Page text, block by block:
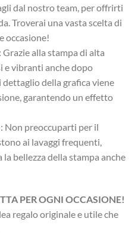
dal nostro team, per offrirti
Troverai una vasta scelta di
occasione!
: Grazie alla stampa di alta
e vibranti anche dopo
della grafica viene
garantendo un effetto
: Non preoccuparti per il
ai lavaggi frequenti,
bellezza della stampa anche
PER OGNI OCCASIONE!
regalo originale e utile che